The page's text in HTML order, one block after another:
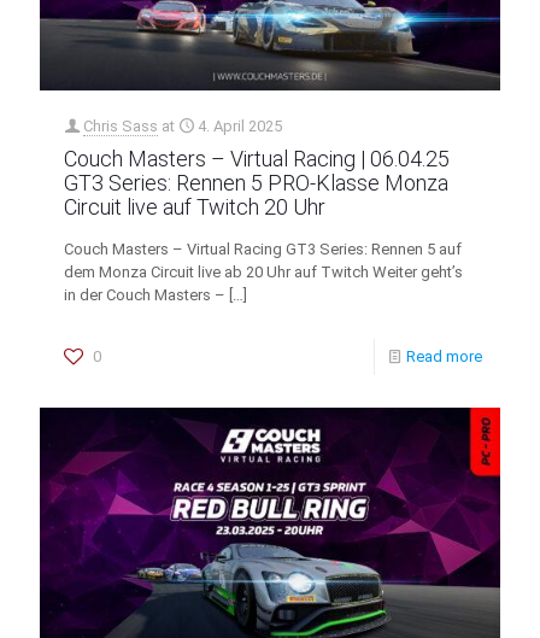
Chris Sass at 4. April 2025
Couch Masters – Virtual Racing | 06.04.25
GT3 Series: Rennen 5 PRO-Klasse Monza
Circuit live auf Twitch 20 Uhr
Couch Masters – Virtual Racing GT3 Series: Rennen 5 auf
dem Monza Circuit live ab 20 Uhr auf Twitch Weiter geht’s
in der Couch Masters – […]
0 Read more